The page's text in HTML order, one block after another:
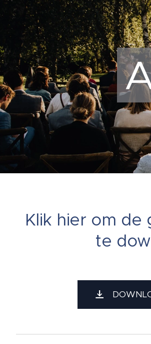
Klik hier om de
te